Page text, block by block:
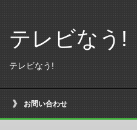
テレビなう!
テレビなう!
お問い合わせ